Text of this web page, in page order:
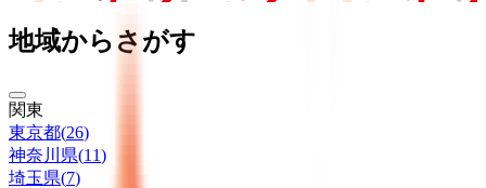
地域からさがす
関東
東京都(26)
神奈川県(11)
埼玉県(7)